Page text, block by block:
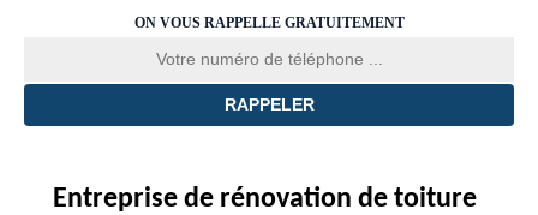
ON VOUS RAPPELLE GRATUITEMENT
Entreprise de rénovation de toiture